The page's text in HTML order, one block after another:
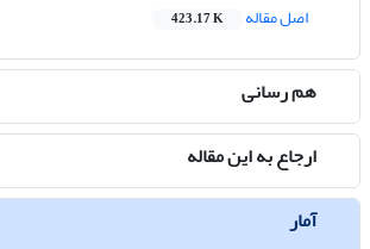
اصل مقاله
423.17 K
هم رسانی
ارجاع به این مقاله
آمار